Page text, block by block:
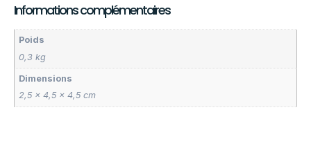
Informations complémentaires
Poids
0,3 kg
Dimensions
2,5 × 4,5 × 4,5 cm